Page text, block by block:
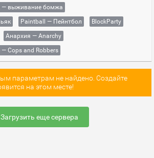
выживание бомжа
Paintball — Пейнтбол
BlockParty
Анархия — Anarchy
Cops and Robbers
параметрам не найдено. Создайте
на этом месте!
Загрузить еще сервера